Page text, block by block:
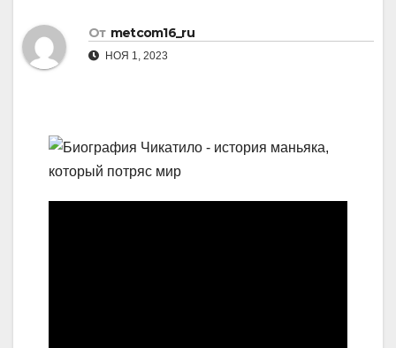
От metcom16_ru
НОЯ 1, 2023